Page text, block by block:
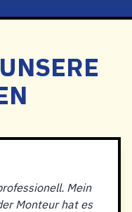
Mein
Monteur hat es